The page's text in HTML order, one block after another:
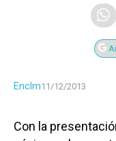
Enclm11/12/2013
Con la